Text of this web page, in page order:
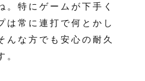
。特にゲームが下手く
は常に連打で何とかし
んな方でも安心の耐久
。